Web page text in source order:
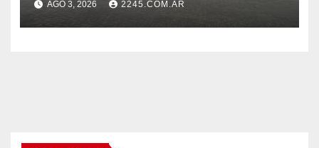
DE TRÁNSITO EN DOLORES
AGO 3, 2026 2245.COM.AR